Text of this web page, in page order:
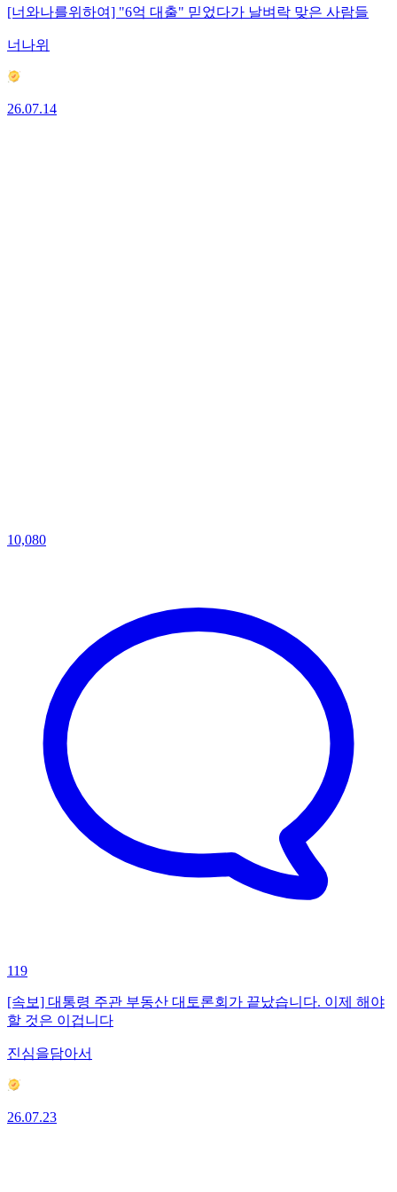
[너와나를위하여] "6억 대출" 믿었다가 날벼락 맞은 사람들
너나위
26.07.14
10,080
119
[속보] 대통령 주관 부동산 대토론회가 끝났습니다. 이제 해야
할 것은 이겁니다
진심을담아서
26.07.23